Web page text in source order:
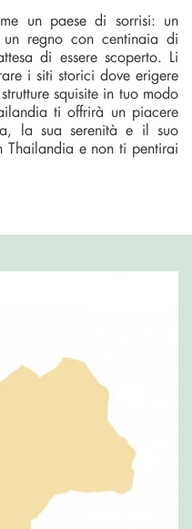
un paese di sorrisi: un
regno con centinaia di
di essere scoperto. Li
i siti storici dove erigere
squisite in tuo modo
ti offrirà un piacere
la sua serenità e il suo
e non ti pentirai